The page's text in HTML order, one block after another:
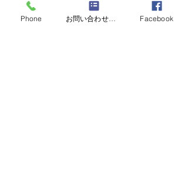
でした。
Phone お問い合わせフォーム Facebook